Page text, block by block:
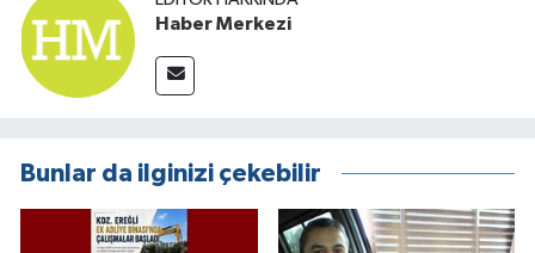
Haber Merkezi
Bunlar da ilginizi çekebilir